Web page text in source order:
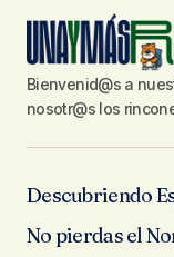
Bienvenid@s a
nosotr@s los
Descubriendo
No pierdas el